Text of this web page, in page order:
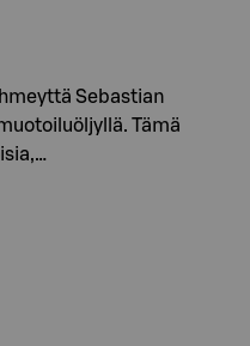
Sebastian
Tämä